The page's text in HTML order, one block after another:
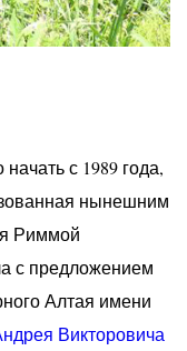
с 1989 года,
нынешним
Риммой
с предложением
Алтая имени
Викторовича